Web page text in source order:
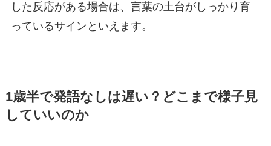
した反応がある場合は、言葉の土台がしっかり育
っているサインといえます。
1歳半で発語なしは遅い？どこまで様子見
していいのか